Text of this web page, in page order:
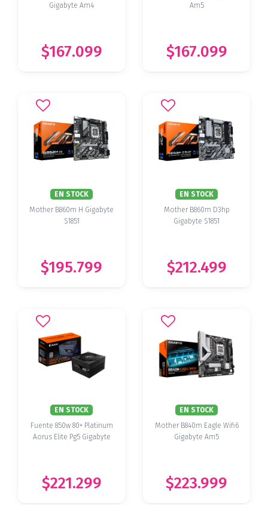
Gigabyte Am4
$167.099
Am5
$167.099
EN STOCK
Mother B860m H Gigabyte
S1851
$195.799
EN STOCK
Mother B860m D3hp
Gigabyte S1851
$212.499
EN STOCK
Fuente 850w 80+ Platinum
Aorus Elite Pg5 Gigabyte
$221.299
EN STOCK
Mother B840m Eagle Wifi6
Gigabyte Am5
$223.999